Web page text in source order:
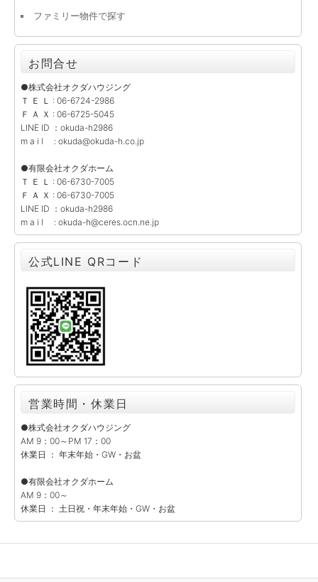
ファミリー物件で探す
お問合せ
●株式会社オクダハウジング
Ｔ Ｅ Ｌ : 06-6724-2986
Ｆ Ａ Ｘ : 06-6725-5045
LINE ID ：okuda-h2986
m a i l : okuda@okuda-h.co.jp
●有限会社オクダホーム
Ｔ Ｅ Ｌ : 06-6730-7005
Ｆ Ａ Ｘ : 06-6730-7005
LINE ID ：okuda-h2986
m a i l : okuda-h@ceres.ocn.ne.jp
公式LINE QRコード
営業時間・休業日
●株式会社オクダハウジング
AM 9：00～PM 17：00
休業日 ： 年末年始・GW・お盆
●有限会社オクダホーム
AM 9：00～
休業日 ： 土日祝・年末年始・GW・お盆